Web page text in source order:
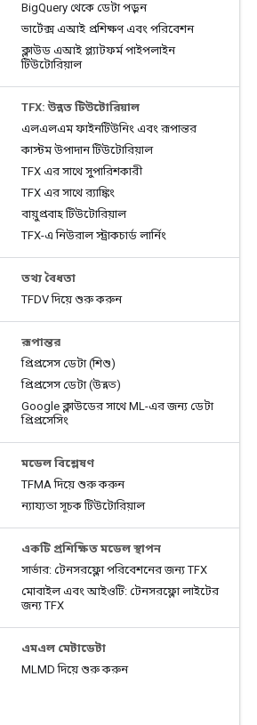
BigQuery থেকে ডেটা পড়ুন
ভার্টেক্স এআই প্রশিক্ষণ এবং পরিবেশন
ক্লাউড এআই প্ল্যাটফর্ম পাইপলাইন
টিউটোরিয়াল
TFX: উন্নত টিউটোরিয়াল
এলএলএম ফাইনটিউনিং এবং রূপান্তর
কাস্টম উপাদান টিউটোরিয়াল
TFX এর সাথে সুপারিশকারী
TFX এর সাথে র‌্যাঙ্কিং
বায়ুপ্রবাহ টিউটোরিয়াল
TFX-এ নিউরাল স্ট্রাকচার্ড লার্নিং
তথ্য বৈধতা
TFDV দিয়ে শুরু করুন
রূপান্তর
প্রিপ্রসেস ডেটা (শিশু)
প্রিপ্রসেস ডেটা (উন্নত)
Google ক্লাউডের সাথে ML-এর জন্য ডেটা
প্রিপ্রসেসিং
মডেল বিশ্লেষণ
TFMA দিয়ে শুরু করুন
ন্যায্যতা সূচক টিউটোরিয়াল
একটি প্রশিক্ষিত মডেল স্থাপন
সার্ভার: টেনসরফ্লো পরিবেশনের জন্য TFX
মোবাইল এবং আইওটি: টেনসরফ্লো লাইটের
জন্য TFX
এমএল মেটাডেটা
MLMD দিয়ে শুরু করুন